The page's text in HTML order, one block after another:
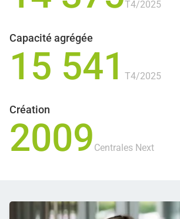
T4/2025
Capacité agrégée
15 541 T4/2025
Création
2009 Centrales Next